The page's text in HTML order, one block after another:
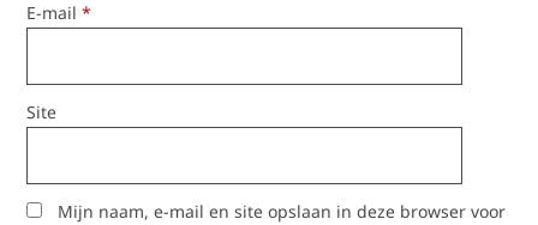
E-mail*
Site
Mijn naam, e-mail en site opslaan in deze browser voor